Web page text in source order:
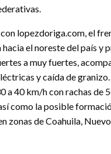
lopezdoriga.com, el
hacia el noreste del país y
a muy fuertes,
y caída de
a 40 km/h con rachas de
como la posible
zonas de Coahuila,